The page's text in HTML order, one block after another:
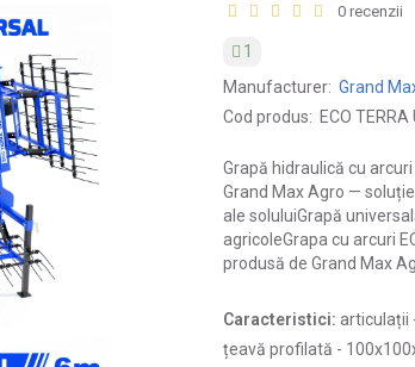
0 recenzii
1
Manufacturer: Grand
Cod produs: ECO TERRA
Grapă hidraulică cu arcuri
Grand Max Agro —
ale soluluiGrapă
agricoleGrapa cu arcuri
produsă de Grand Max
Caracteristici: articulații
țeavă profilată -